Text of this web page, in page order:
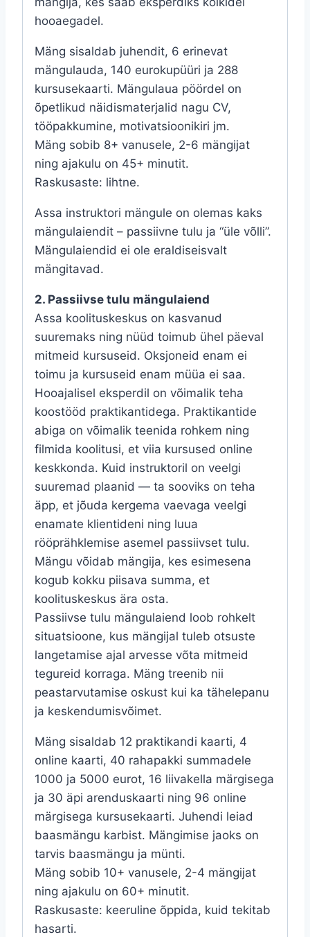
hooaegadel.
Mäng sisaldab juhendit, 6 erinevat
mängulauda, 140 eurokupüüri ja 288
kursusekaarti. Mängulaua pöördel on
õpetlikud näidismaterjalid nagu CV,
tööpakkumine, motivatsioonikiri jm.
Mäng sobib 8+ vanusele, 2-6 mängijat
ning ajakulu on 45+ minutit.
Raskusaste: lihtne.
Assa instruktori mängule on olemas kaks
mängulaiendit – passiivne tulu ja “üle võlli”.
Mängulaiendid ei ole eraldiseisvalt
mängitavad.
2. Passiivse tulu mängulaiend
Assa koolituskeskus on kasvanud
suuremaks ning nüüd toimub ühel päeval
mitmeid kursuseid. Oksjoneid enam ei
toimu ja kursuseid enam müüa ei saa.
Hooajalisel eksperdil on võimalik teha
koostööd praktikantidega. Praktikantide
abiga on võimalik teenida rohkem ning
filmida koolitusi, et viia kursused online
keskkonda. Kuid instruktoril on veelgi
suuremad plaanid — ta sooviks on teha
äpp, et jõuda kergema vaevaga veelgi
enamate klientideni ning luua
rööprähklemise asemel passiivset tulu.
Mängu võidab mängija, kes esimesena
kogub kokku piisava summa, et
koolituskeskus ära osta.
Passiivse tulu mängulaiend loob rohkelt
situatsioone, kus mängijal tuleb otsuste
langetamise ajal arvesse võta mitmeid
tegureid korraga. Mäng treenib nii
peastarvutamise oskust kui ka tähelepanu
ja keskendumisvõimet.
Mäng sisaldab 12 praktikandi kaarti, 4
online kaarti, 40 rahapakki summadele
1000 ja 5000 eurot, 16 liivakella märgisega
ja 30 äpi arenduskaarti ning 96 online
märgisega kursusekaarti. Juhendi leiad
baasmängu karbist. Mängimise jaoks on
tarvis baasmängu ja münti.
Mäng sobib 10+ vanusele, 2-4 mängijat
ning ajakulu on 60+ minutit.
Raskusaste: keeruline õppida, kuid tekitab
hasarti.